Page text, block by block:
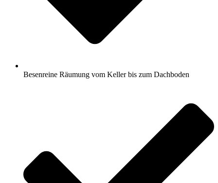
Besenreine Räumung vom Keller bis zum Dachboden